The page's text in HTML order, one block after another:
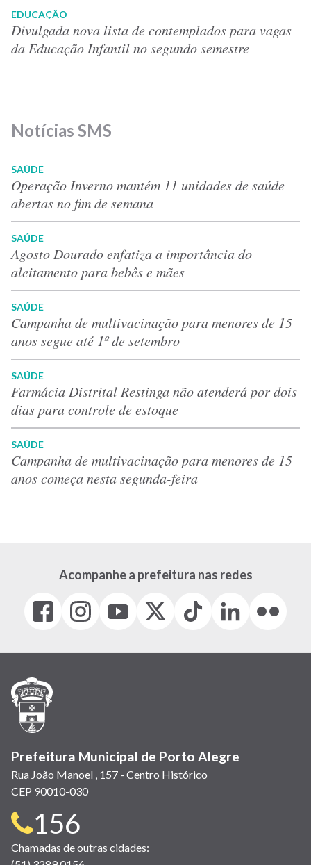
EDUCAÇÃO
Divulgada nova lista de contemplados para vagas
da Educação Infantil no segundo semestre
Notícias SMS
SAÚDE
Operação Inverno mantém 11 unidades de saúde
abertas no fim de semana
SAÚDE
Agosto Dourado enfatiza a importância do
aleitamento para bebês e mães
SAÚDE
Campanha de multivacinação para menores de 15
anos segue até 1º de setembro
SAÚDE
Farmácia Distrital Restinga não atenderá por dois
dias para controle de estoque
SAÚDE
Campanha de multivacinação para menores de 15
anos começa nesta segunda-feira
Acompanhe a prefeitura nas redes
Facebook
(link
em
janela)
Instagram
(link
em
(link
em
(Antigo
(link
Tiktok
(link
em
LinkedIn
(link
em
(link
em
Prefeitura Municipal de Porto Alegre
Rua João Manoel , 157 - Centro Histórico
CEP 90010-030
Telefone
para
156
Chamadas de outras cidades: